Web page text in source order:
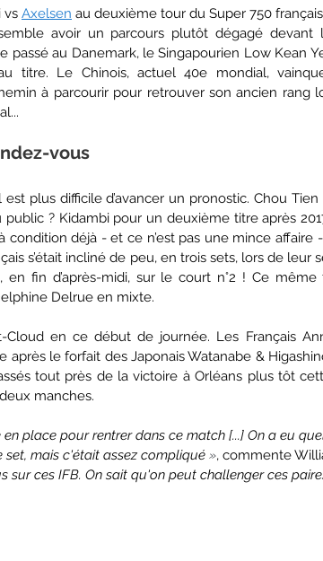
vs Axelsen au deuxième tour du Super 750
avoir un parcours plutôt dégagé devant
passé au Danemark, le Singapourien Low Kean
titre. Le Chinois, actuel 40e mondial,
à parcourir pour retrouver son ancien rang
vous
plus difficile d’avancer un pronostic. Chou
? Kidambi pour un deuxième titre après
déjà - et ce n’est pas une mince affaire
s’était incliné de peu, en trois sets, lors de leur
fin d’après-midi, sur le court n°2 ! Ce même
Delrue en mixte.
en ce début de journée. Les Français
après le forfait des Japonais Watanabe &
tout près de la victoire à Orléans plus tôt
manches.
place pour rentrer dans ce match [...] On a eu
mais c'était assez compliqué », commente
sur ces IFB. On sait qu'on peut challenger ces